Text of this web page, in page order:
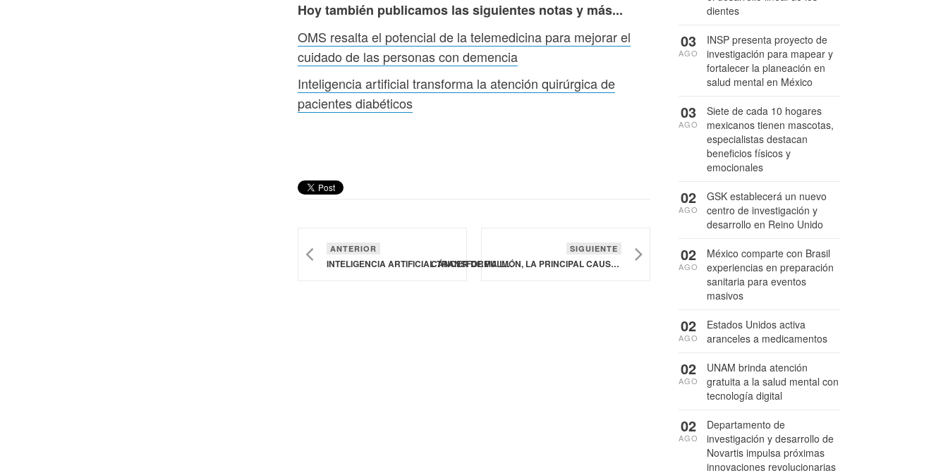
Hoy también publicamos las siguientes notas y más...
OMS resalta el potencial de la telemedicina para mejorar el
cuidado de las personas con demencia
Inteligencia artificial transforma la atención quirúrgica de
pacientes diabéticos
ANTERIOR
INTELIGENCIA ARTIFICIAL TRANSFORMA LA ATENCIÓN QUIRÚRGICA DE PACIENTES DIABÉTICOS
SIGUIENTE
CÁNCER DE PULMÓN, LA PRINCIPAL CAUSA DE MUERTE ONCOLÓGICA EN HOMBRES Y LA SEGUNDA EN MUJERES A NIVEL MUNDIAL
dientes
INSP presenta proyecto de
investigación para mapear y
fortalecer la planeación en
salud mental en México
03
AGO
Siete de cada 10 hogares
mexicanos tienen mascotas,
especialistas destacan
beneficios físicos y
emocionales
03
AGO
GSK establecerá un nuevo
centro de investigación y
desarrollo en Reino Unido
02
AGO
México comparte con Brasil
experiencias en preparación
sanitaria para eventos
masivos
02
AGO
Estados Unidos activa
aranceles a medicamentos
02
AGO
UNAM brinda atención
gratuita a la salud mental con
tecnología digital
02
AGO
Departamento de
investigación y desarrollo de
Novartis impulsa próximas
innovaciones revolucionarias
02
AGO